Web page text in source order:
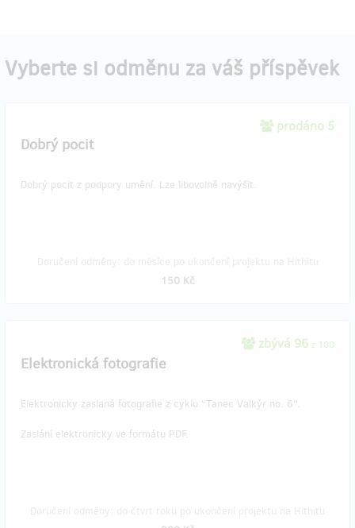
Vyberte si odměnu za váš příspěvek
prodáno 5
Dobrý pocit
Dobrý pocit z podpory umění. Lze libovolně navýšit.
150 Kč
zbývá 96 z 100
Elektronická fotografie
Elektronicky zaslaná fotografie z cyklu “Tanec Valkýr no. 6”.
Zaslání elektronicky ve formátu PDF.